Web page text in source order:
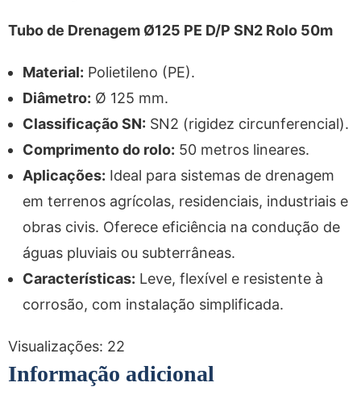
Tubo de Drenagem Ø125 PE D/P SN2 Rolo 50m
Material: Polietileno (PE).
Diâmetro: Ø 125 mm.
Classificação SN: SN2 (rigidez circunferencial).
Comprimento do rolo: 50 metros lineares.
Aplicações: Ideal para sistemas de drenagem
em terrenos agrícolas, residenciais, industriais e
obras civis. Oferece eficiência na condução de
águas pluviais ou subterrâneas.
Características: Leve, flexível e resistente à
corrosão, com instalação simplificada.
Visualizações: 22
Informação adicional